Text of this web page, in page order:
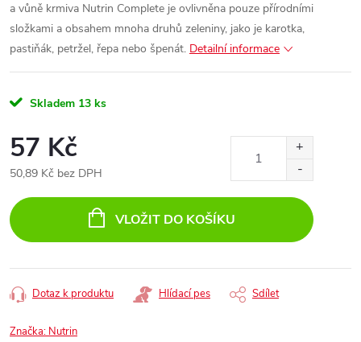
a vůně krmiva Nutrin Complete je ovlivněna pouze přírodními
složkami a obsahem mnoha druhů zeleniny, jako je karotka,
pastiňák, petržel, řepa nebo špenát. Detailní informace
Skladem 13 ks
57 Kč
50,89 Kč bez DPH
cena:
VLOŽIT DO KOŠÍKU
Dotaz k produktu Hlídací pes Sdílet
Značka: Nutrin